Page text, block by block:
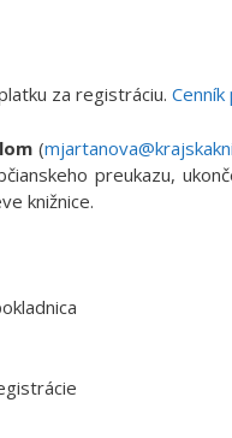
za registráciu.
(
preukazu,
knižnice.